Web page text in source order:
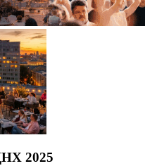
2025